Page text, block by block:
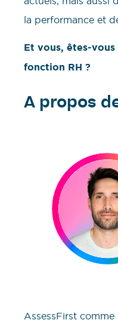
la performance et
Et vous, êtes-
fonction RH ?
A propos
AssessFirst